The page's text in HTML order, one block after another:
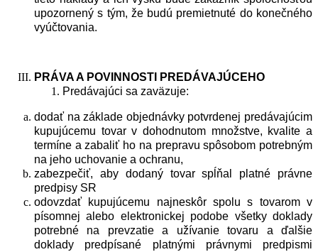
upozornený s tým, že budú premietnuté do konečného
vyúčtovania.
PRÁVA A POVINNOSTI PREDÁVAJÚCEHO
Predávajúci sa zaväzuje:
dodať na základe objednávky potvrdenej predávajúcim
kupujúcemu tovar v dohodnutom množstve, kvalite a
termíne a zabaliť ho na prepravu spôsobom potrebným
na jeho uchovanie a ochranu,
zabezpečiť, aby dodaný tovar spĺňal platné právne
predpisy SR
odovzdať kupujúcemu najneskôr spolu s tovarom v
písomnej alebo elektronickej podobe všetky doklady
potrebné na prevzatie a užívanie tovaru a ďalšie
doklady predpísané platnými právnymi predpismi